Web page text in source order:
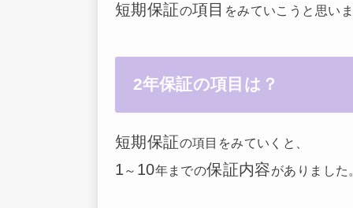
短期保証の項目 をみていこうと思いま
2年保証の項目は？
短期保証の項目をみていくと、
1～ 10年までの保証内容がありました